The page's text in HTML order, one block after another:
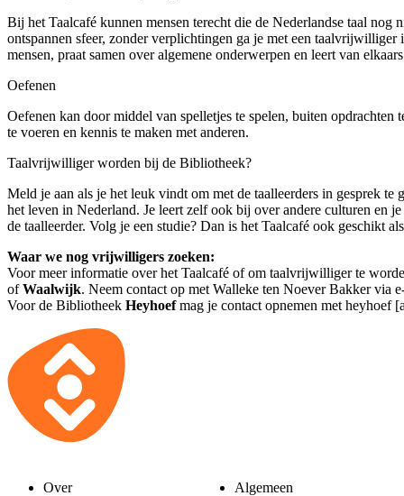
Bij het Taalcafé kunnen mensen terecht die de Nederlandse taal nog
ontspannen sfeer, zonder verplichtingen ga je met een taalvrijwilliger
mensen, praat samen over algemene onderwerpen en leert van
Oefenen
Oefenen kan door middel van spelletjes te spelen, buiten opdrachten
te voeren en kennis te maken met anderen.
Taalvrijwilliger worden bij de Bibliotheek?
Meld je aan als je het leuk vindt om met de taalleerders in gesprek te
het leven in Nederland. Je leert zelf ook bij over andere culturen en
de taalleerder. Volg je een studie? Dan is het Taalcafé ook geschikt
Waar we nog vrijwilligers zoeken:
Voor meer informatie over het Taalcafé of om taalvrijwilliger te
ofWaalwijk. Neem contact op met Walleke ten Noever Bakker via
Voor de Bibliotheek Heyhoefmag je contact opnemen met heyhoef
Over Algemeen